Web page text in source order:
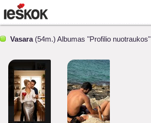
Vasara(54m.) Albumas "Profilio nuotraukos"